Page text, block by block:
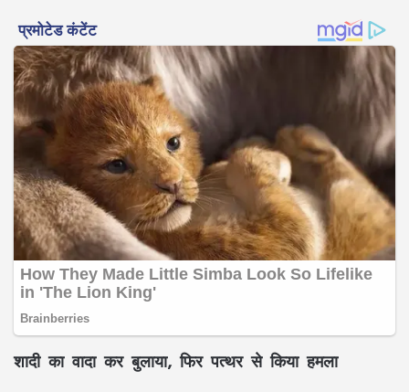
शादी का वादा कर बुलाया, फिर पत्थर से किया हमला